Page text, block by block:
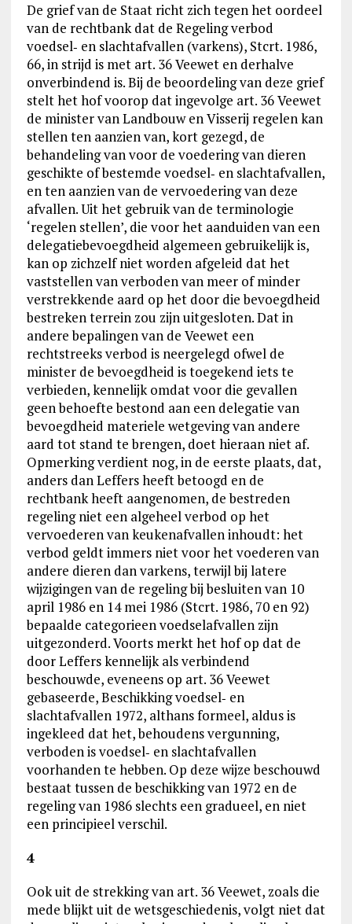
De grief van de Staat richt zich tegen het oordeel
van de rechtbank dat de Regeling verbod
voedsel‑ en slachtafvallen (varkens), Stcrt. 1986,
66, in strijd is met art. 36 Veewet en derhalve
onverbindend is. Bij de beoordeling van deze grief
stelt het hof voorop dat ingevolge art. 36 Veewet
de minister van Landbouw en Visserij regelen kan
stellen ten aanzien van, kort gezegd, de
behandeling van voor de voedering van dieren
geschikte of bestemde voedsel‑ en slachtafvallen,
en ten aanzien van de vervoedering van deze
afvallen. Uit het gebruik van de terminologie
‘regelen stellen’, die voor het aanduiden van een
delegatiebevoegdheid algemeen gebruikelijk is,
kan op zichzelf niet worden afgeleid dat het
vaststellen van verboden van meer of minder
verstrekkende aard op het door die bevoegdheid
bestreken terrein zou zijn uitgesloten. Dat in
andere bepalingen van de Veewet een
rechtstreeks verbod is neergelegd ofwel de
minister de bevoegdheid is toegekend iets te
verbieden, kennelijk omdat voor die gevallen
geen behoefte bestond aan een delegatie van
bevoegdheid materiele wetgeving van andere
aard tot stand te brengen, doet hieraan niet af.
Opmerking verdient nog, in de eerste plaats, dat,
anders dan Leffers heeft betoogd en de
rechtbank heeft aangenomen, de bestreden
regeling niet een algeheel verbod op het
vervoederen van keukenafvallen inhoudt: het
verbod geldt immers niet voor het voederen van
andere dieren dan varkens, terwijl bij latere
wijzigingen van de regeling bij besluiten van 10
april 1986 en 14 mei 1986 (Stcrt. 1986, 70 en 92)
bepaalde categorieen voedselafvallen zijn
uitgezonderd. Voorts merkt het hof op dat de
door Leffers kennelijk als verbindend
beschouwde, eveneens op art. 36 Veewet
gebaseerde, Beschikking voedsel‑ en
slachtafvallen 1972, althans formeel, aldus is
ingekleed dat het, behoudens vergunning,
verboden is voedsel‑ en slachtafvallen
voorhanden te hebben. Op deze wijze beschouwd
bestaat tussen de beschikking van 1972 en de
regeling van 1986 slechts een gradueel, en niet
een principieel verschil.
4
Ook uit de strekking van art. 36 Veewet, zoals die
mede blijkt uit de wetsgeschiedenis, volgt niet dat